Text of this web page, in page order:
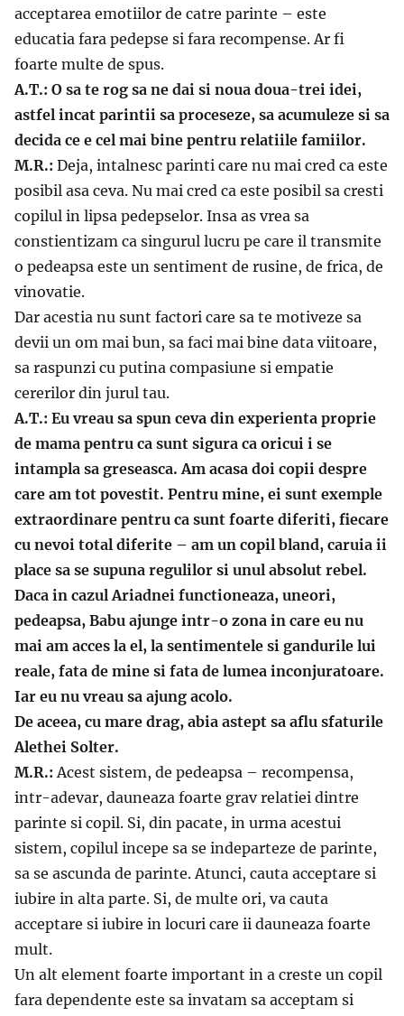
acceptarea emotiilor de catre parinte – este
educatia fara pedepse si fara recompense. Ar fi
foarte multe de spus.
A.T.: O sa te rog sa ne dai si noua doua-trei idei,
astfel incat parintii sa proceseze, sa acumuleze si sa
decida ce e cel mai bine pentru relatiile famiilor.
M.R.: Deja, intalnesc parinti care nu mai cred ca este
posibil asa ceva. Nu mai cred ca este posibil sa cresti
copilul in lipsa pedepselor. Insa as vrea sa
constientizam ca singurul lucru pe care il transmite
o pedeapsa este un sentiment de rusine, de frica, de
vinovatie.
Dar acestia nu sunt factori care sa te motiveze sa
devii un om mai bun, sa faci mai bine data viitoare,
sa raspunzi cu putina compasiune si empatie
cererilor din jurul tau.
A.T.: Eu vreau sa spun ceva din experienta proprie
de mama pentru ca sunt sigura ca oricui i se
intampla sa greseasca. Am acasa doi copii despre
care am tot povestit. Pentru mine, ei sunt exemple
extraordinare pentru ca sunt foarte diferiti, fiecare
cu nevoi total diferite – am un copil bland, caruia ii
place sa se supuna regulilor si unul absolut rebel.
Daca in cazul Ariadnei functioneaza, uneori,
pedeapsa, Babu ajunge intr-o zona in care eu nu
mai am acces la el, la sentimentele si gandurile lui
reale, fata de mine si fata de lumea inconjuratoare.
Iar eu nu vreau sa ajung acolo.
De aceea, cu mare drag, abia astept sa aflu sfaturile
Alethei Solter.
M.R.: Acest sistem, de pedeapsa – recompensa,
intr-adevar, dauneaza foarte grav relatiei dintre
parinte si copil. Si, din pacate, in urma acestui
sistem, copilul incepe sa se indeparteze de parinte,
sa se ascunda de parinte. Atunci, cauta acceptare si
iubire in alta parte. Si, de multe ori, va cauta
acceptare si iubire in locuri care ii dauneaza foarte
mult.
Un alt element foarte important in a creste un copil
fara dependente este sa invatam sa acceptam si